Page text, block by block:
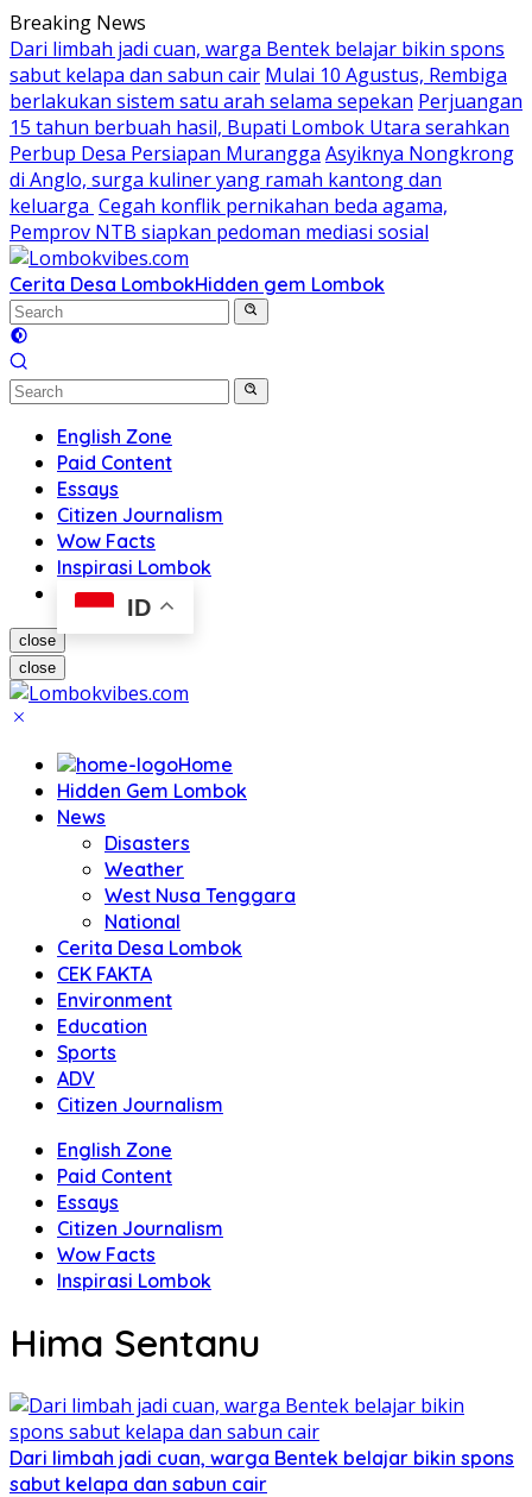
Skip
to
content
Breaking News
Dari limbah jadi cuan, warga Bentek belajar bikin spons
sabut kelapa dan sabun cair Mulai 10 Agustus, Rembiga
berlakukan sistem satu arah selama sepekan Perjuangan
15 tahun berbuah hasil, Bupati Lombok Utara serahkan
Perbup Desa Persiapan Murangga Asyiknya Nongkrong
di Anglo, surga kuliner yang ramah kantong dan
keluarga Cegah konflik pernikahan beda agama,
Pemprov NTB siapkan pedoman mediasi sosial
Cerita Desa LombokHidden gem Lombok
English Zone
Paid Content
Essays
Citizen Journalism
Wow Facts
Inspirasi Lombok
ID
close
close
Home
Hidden Gem Lombok
News
Disasters
Weather
West Nusa Tenggara
National
Cerita Desa Lombok
CEK FAKTA
Environment
Education
Sports
ADV
Citizen Journalism
English Zone
Paid Content
Essays
Citizen Journalism
Wow Facts
Inspirasi Lombok
Hima Sentanu
Dari limbah jadi cuan, warga Bentek belajar bikin spons
sabut kelapa dan sabun cair